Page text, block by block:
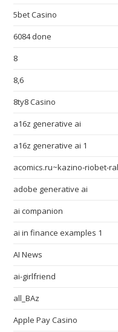
5bet Casino
6084 done
8
8,6
8ty8 Casino
a16z generative ai
a16z generative ai 1
acomics.ru~kazino-riobet-
adobe generative ai
ai companion
ai in finance examples 1
AI News
ai-girlfriend
all_BAz
Apple Pay Casino